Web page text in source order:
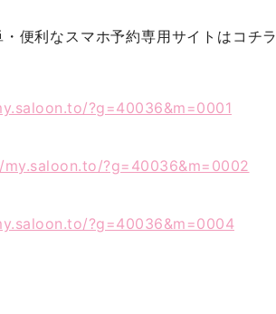
便利なスマホ予約専用サイト はコチラ
?g=40036&m=0001
?g=40036&m=0002
?g=40036&m=0004